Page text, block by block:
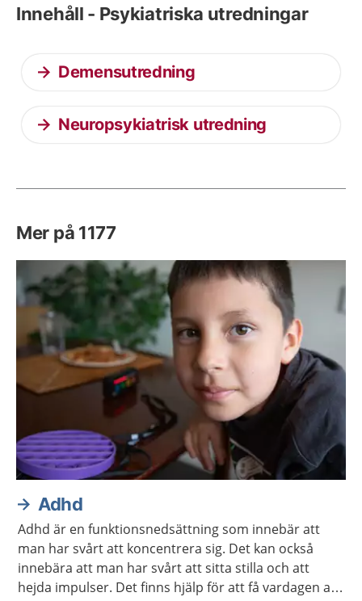
Innehåll - Psykiatriska utredningar
Demensutredning
Neuropsykiatrisk utredning
Mer på 1177
Adhd
Adhd är en funktionsnedsättning som innebär att
man har svårt att koncentrera sig. Det kan också
innebära att man har svårt att sitta stilla och att
hejda impulser. Det finns hjälp för att få vardagen att